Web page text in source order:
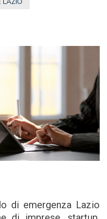
di emergenza Lazio